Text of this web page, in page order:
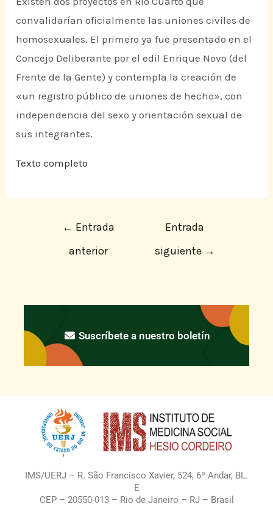
convalidarían oficialmente las uniones civiles de
homosexuales. El primero ya fue presentado en el
Concejo Deliberante por el edil Enrique Novo (del
Frente de la Gente) y contempla la creación de
«un registro público de uniones de hecho», con
independencia del sexo y orientación sexual de
sus integrantes.
Texto completo
← Entrada
anterior
Entrada
siguiente →
Suscríbete a nuestro boletín
IMS/UERJ – R. São Francisco Xavier, 524, 6º Andar, BL.
E
CEP – 20550-013 – Rio de Janeiro – RJ – Brasil